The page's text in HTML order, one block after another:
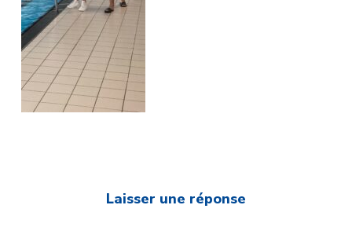
Laisser une réponse